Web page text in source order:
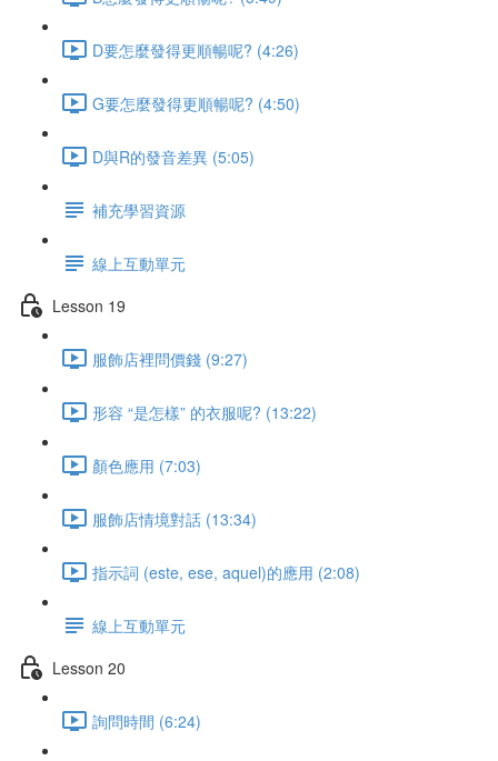
D要怎麼發得更順暢呢? (4:26)
G要怎麼發得更順暢呢? (4:50)
D與R的發音差異 (5:05)
補充學習資源
線上互動單元
Lesson 19
服飾店裡問價錢 (9:27)
形容 “是怎樣” 的衣服呢? (13:22)
顏色應用 (7:03)
服飾店情境對話 (13:34)
指示詞 (este, ese, aquel)的應用 (2:08)
線上互動單元
Lesson 20
詢問時間 (6:24)